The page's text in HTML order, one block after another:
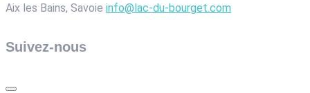
Aix les Bains, Savoie info@lac-du-bourget.com
Suivez-nous